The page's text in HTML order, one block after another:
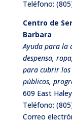
Teléfono:
Centro de
Barbara
Ayuda para la
despensa,
para cubrir los
públicos,
609 East
Teléfono:
Correo